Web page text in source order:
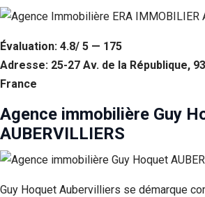
Évaluation: 4.8/ 5 — 175
Adresse: 25-27 Av. de la République,
France
Agence immobilière Guy
AUBERVILLIERS
Guy Hoquet Aubervilliers se démarque